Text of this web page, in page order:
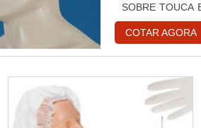
SOBRE TOUCA
descartável em
encontrar o site
e gorr...
COTAR AGORA